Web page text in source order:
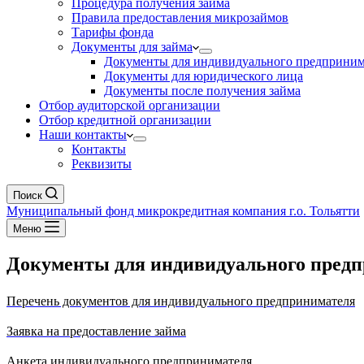
Процедура получения займа
Правила предоставления микрозаймов
Тарифы фонда
Документы для займа
Документы для индивидуального
Документы для юридического лица
Документы после получения займа
Отбор аудиторской организации
Отбор кредитной организации
Наши контакты
Контакты
Реквизиты
Поиск
Муниципальный фонд микрокредитная компания г.о. Тольятти
Меню
Документы для индивидуального
Перечень документов для индивидуального предпринимателя
Заявка на предоставление займа
Анкета индивидуального предпринимателя